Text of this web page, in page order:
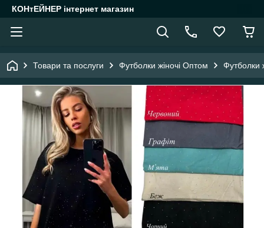
КОНтЕЙНЕР інтернет магазин
Товари та послуги Футболки жіночі Оптом Футболки